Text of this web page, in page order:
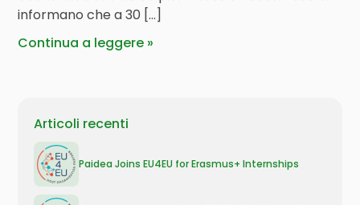
informano che a 30 […]
Continua a leggere
Articoli recenti
Paidea Joins EU4EU for Erasmus+ Internships